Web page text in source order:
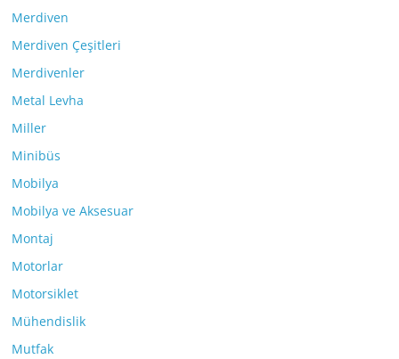
Merdiven
Merdiven Çeşitleri
Merdivenler
Metal Levha
Miller
Minibüs
Mobilya
Mobilya ve Aksesuar
Montaj
Motorlar
Motorsiklet
Mühendislik
Mutfak